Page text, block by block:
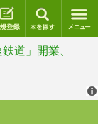
グイン 新規登録